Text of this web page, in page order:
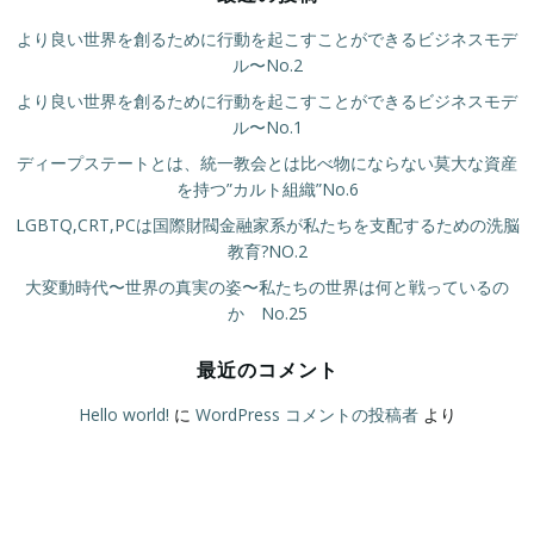
より良い世界を創るために行動を起こすことができるビジネスモデ
ル〜No.2
より良い世界を創るために行動を起こすことができるビジネスモデ
ル〜No.1
ディープステートとは、統一教会とは比べ物にならない莫大な資産
を持つ”カルト組織”No.6
LGBTQ,CRT,PCは国際財閥金融家系が私たちを支配するための洗脳
教育?NO.2
大変動時代〜世界の真実の姿〜私たちの世界は何と戦っているの
か No.25
最近のコメント
Hello world! に WordPress コメントの投稿者より